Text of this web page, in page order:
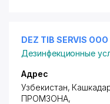
DEZ TIB SERVIS ООО
Дезинфекционные
Адрес
Узбекистан,
ПРОМЗОНА,